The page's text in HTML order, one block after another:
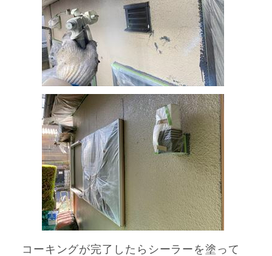
コーキングが完了したらシーラーを塗って